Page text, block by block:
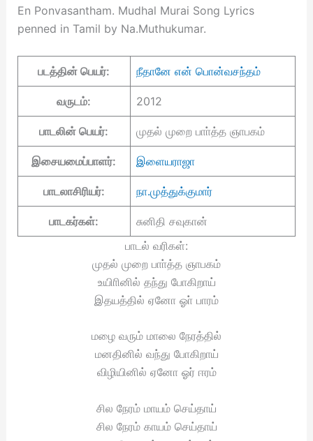
En Ponvasantham. Mudhal Murai Song Lyrics
penned in Tamil by Na.Muthukumar.
படத்தின் பெயர்: நீதானே என் பொன்வசந்தம்
வருடம்: 2012
பாடலின் பெயர்: முதல் முறை பாா்த்த ஞாபகம்
இசையமைப்பாளர்: இளையராஜா
பாடலாசிரியர்: நா.முத்துக்குமார்
பாடகர்கள்:
சுனிதி சவுகான்
பாடல் வரிகள்:
முதல் முறை பாா்த்த ஞாபகம்
உயிாினில் தந்து போகிறாய்
இதயத்தில் ஏனோ ஓா் பாரம்
மழை வரும் மாலை நேரத்தில்
மனதினில் வந்து போகிறாய்
விழியினில் ஏனோ ஓர் ஈரம்
சில நேரம் மாயம் செய்தாய்
சில நேரம் காயம் செய்தாய்